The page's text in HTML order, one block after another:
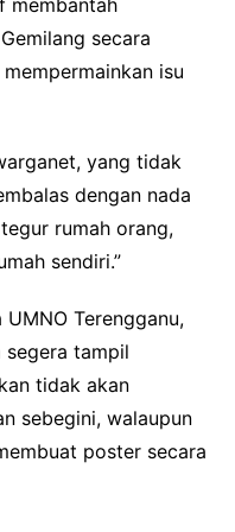
membantah
secara
isu
yang tidak
dengan nada
rumah orang,
sendiri.”
UMNO Terengganu,
segera tampil
tidak akan
sebegini, walaupun
poster secara